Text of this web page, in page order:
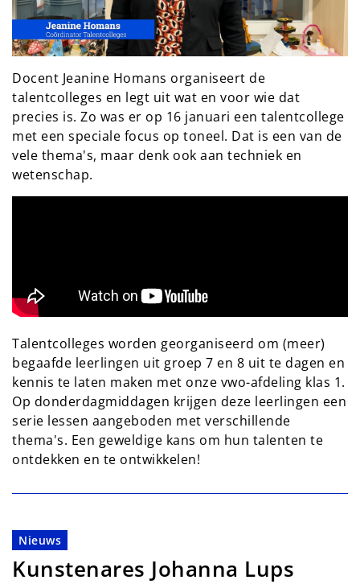
Docent Jeanine Homans organiseert de
talentcolleges en legt uit wat en voor wie dat
precies is. Zo was er op 16 januari een talentcollege
met een speciale focus op toneel. Dat is een van de
vele thema's, maar denk ook aan techniek en
wetenschap.
Talentcolleges worden georganiseerd om (meer)
begaafde leerlingen uit groep 7 en 8 uit te dagen en
kennis te laten maken met onze vwo-afdeling klas 1.
Op donderdagmiddagen krijgen deze leerlingen een
serie lessen aangeboden met verschillende
thema's. Een geweldige kans om hun talenten te
ontdekken en te ontwikkelen!
Nieuws
Kunstenares Johanna Lups